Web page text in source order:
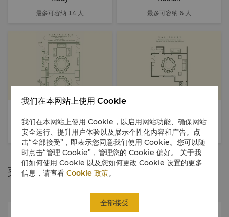
最多可容纳 14 人
最多可容纳 6 人
最多可容纳 40-50 人（每个房间
20 人）
最多可容纳 12 人
菜单
我们在本网站上使用 Cookie
我们在本网站上使用 Cookie，以启用网站功能、确保网站
安全运行、提升用户体验以及展示个性化内容和广告。点
击“全部接受”，即表示您同意我们使用 Cookie。您可以随
时点击“管理 Cookie”，管理您的 Cookie 偏好。 关于我
们如何使用 Cookie 以及您如何更改 Cookie 设置的更多
信息，请查看Cookie 政策。
全部接受